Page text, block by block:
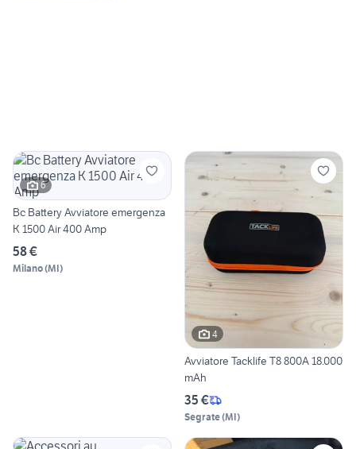
6
Bc Battery Avviatore emergenza
K 1500 Air 400 Amp
58 €
Milano(MI)
4
Avviatore Tacklife T8 800A 18.000
mAh
35 €
Segrate(MI)